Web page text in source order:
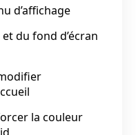
d’affichage
du fond d’écran
la couleur